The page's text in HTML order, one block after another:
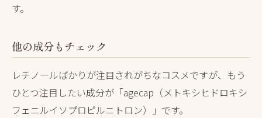
す。
他の成分もチェック
レチノールばかりが注目されがちなコスメですが、もう
ひとつ注目したい成分が「agecap（メトキシヒドロキシ
フェニルイソプロピルニトロン）」です。